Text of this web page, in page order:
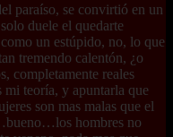
paraíso, se convirtió en un
duele el quedarte
un estúpido, no, lo que
tremendo calentón, ¿o
completamente reales
mi teoría, y apuntarla que
son mas malas que el
hombres no